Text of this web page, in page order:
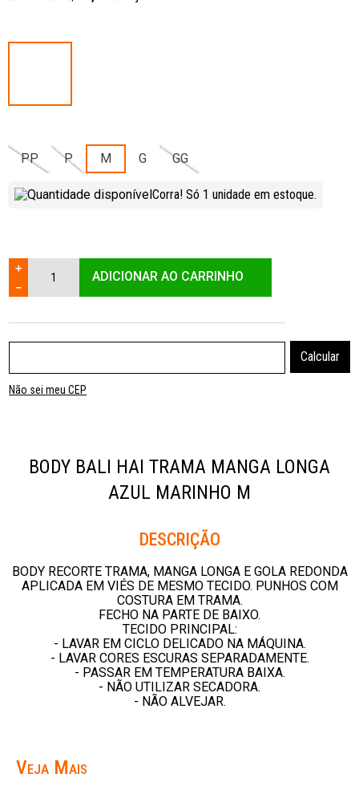
PP P M G GG
Corra! Só 1 unidade em estoque.
＋
－
ADICIONAR AO CARRINHO
Não sei meu CEP
BODY BALI HAI TRAMA MANGA LONGA
AZUL MARINHO M
Descrição
BODY RECORTE TRAMA, MANGA LONGA E GOLA REDONDA
APLICADA EM VIÉS DE MESMO TECIDO. PUNHOS COM
COSTURA EM TRAMA.
FECHO NA PARTE DE BAIXO.
TECIDO PRINCIPAL:
- LAVAR EM CICLO DELICADO NA MÁQUINA.
- LAVAR CORES ESCURAS SEPARADAMENTE.
- PASSAR EM TEMPERATURA BAIXA.
- NÃO UTILIZAR SECADORA.
- NÃO ALVEJAR.
Veja Mais